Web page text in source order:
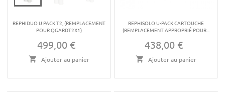
REPHIDUO U PACK T2, (REMPLACEMENT
POUR QGARDT2X1)
Prix
499,00 €
Ajouter au panier
REPHISOLO U-PACK CARTOUCHE
(REMPLACEMENT APPROPRIÉ POUR...
Prix
438,00 €
Ajouter au panier